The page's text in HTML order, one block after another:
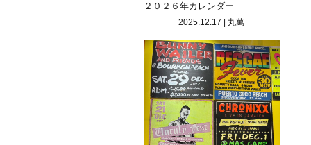
２０２６年カレンダー
2025.12.17 丸萬